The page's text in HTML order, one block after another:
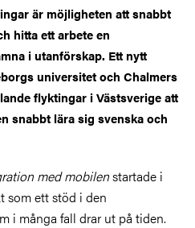
är möjligheten att snabbt
hitta ett arbete en
i utanförskap. Ett nytt
universitet och Chalmers
flyktingar i Västsverige att
snabbt lära sig svenska och
med mobilenstartade i
som ett stöd i den
i många fall drar ut på tiden.